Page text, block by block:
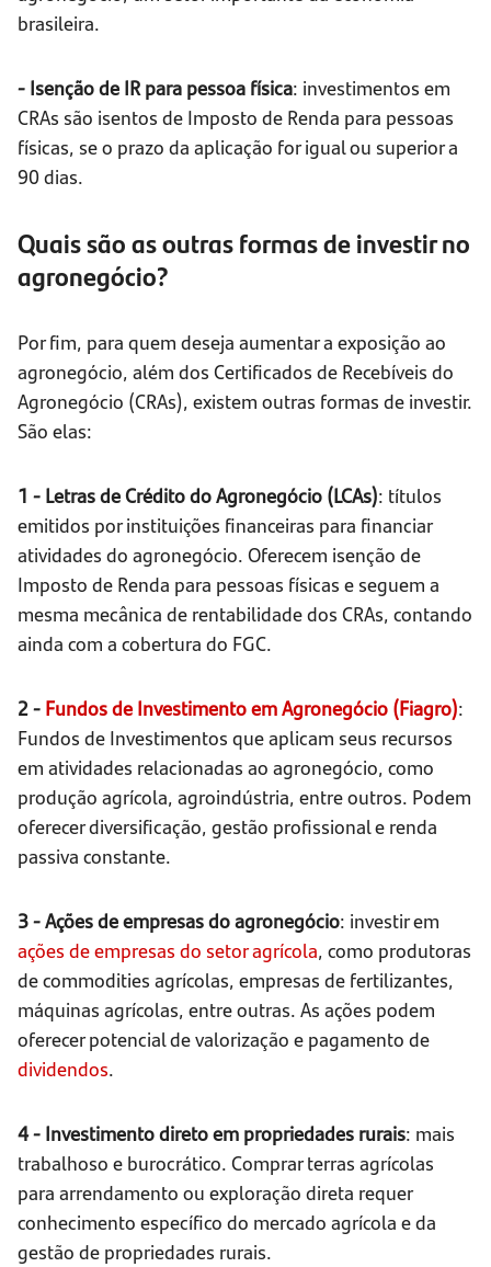
brasileira.
- Isenção de IR para pessoa física: investimentos em
CRAs são isentos de Imposto de Renda para pessoas
físicas, se o prazo da aplicação for igual ou superior a
90 dias.
Quais são as outras formas de investir no
agronegócio?
Por fim, para quem deseja aumentar a exposição ao
agronegócio, além dos Certificados de Recebíveis do
Agronegócio (CRAs), existem outras formas de investir.
São elas:
1 - Letras de Crédito do Agronegócio (LCAs): títulos
emitidos por instituições financeiras para financiar
atividades do agronegócio. Oferecem isenção de
Imposto de Renda para pessoas físicas e seguem a
mesma mecânica de rentabilidade dos CRAs, contando
ainda com a cobertura do FGC.
2 - Fundos de Investimento em Agronegócio (Fiagro):
Fundos de Investimentos que aplicam seus recursos
em atividades relacionadas ao agronegócio, como
produção agrícola, agroindústria, entre outros. Podem
oferecer diversificação, gestão profissional e renda
passiva constante.
3 - Ações de empresas do agronegócio: investir em
ações de empresas do setor agrícola, como produtoras
de commodities agrícolas, empresas de fertilizantes,
máquinas agrícolas, entre outras. As ações podem
oferecer potencial de valorização e pagamento de
dividendos.
4 - Investimento direto em propriedades rurais: mais
trabalhoso e burocrático. Comprar terras agrícolas
para arrendamento ou exploração direta requer
conhecimento específico do mercado agrícola e da
gestão de propriedades rurais.